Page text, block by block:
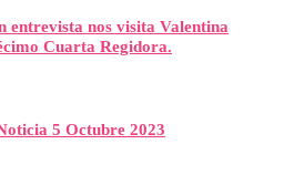
entrevista nos visita Valentina
Cuarta Regidora.
5 Octubre 2023